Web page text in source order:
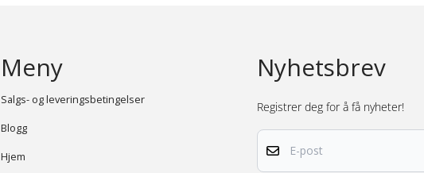
Meny
Salgs- og leveringsbetingelser
Blogg
Hjem
Nyhetsbrev
Registrer deg for å få nyheter!
E-post